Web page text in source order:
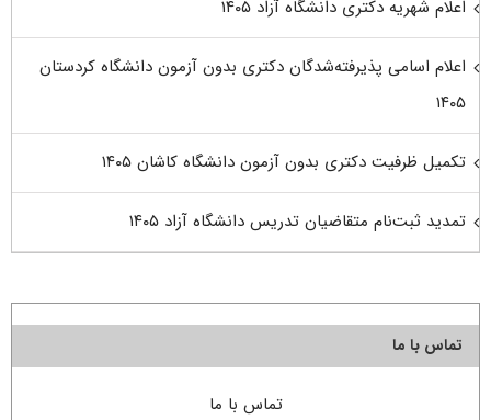
اعلام شهریه دکتری دانشگاه آزاد ۱۴۰۵
اعلام اسامی پذیرفته‌شدگان دکتری بدون آزمون دانشگاه کردستان
۱۴۰۵
تکمیل ظرفیت دکتری بدون آزمون دانشگاه کاشان ۱۴۰۵
تمدید ثبت‌نام متقاضیان تدریس دانشگاه آزاد ۱۴۰۵
تماس با ما
تماس با ما